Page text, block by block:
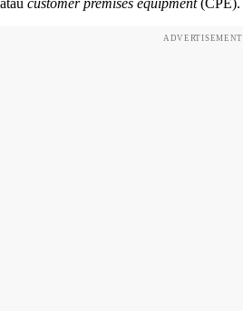
atau customer premises equipment(CPE).
ADVERTISEMENT